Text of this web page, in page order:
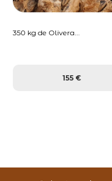
350 kg de Olivera...
155 €